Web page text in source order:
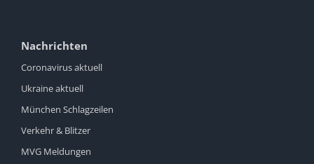
Nachrichten
Coronavirus aktuell
Ukraine aktuell
München Schlagzeilen
Verkehr & Blitzer
MVG Meldungen